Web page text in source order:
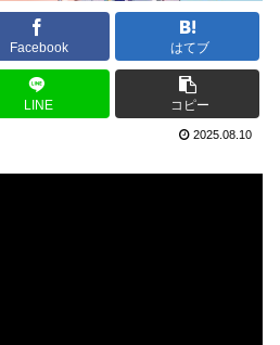
Facebook はてブ
LINE コピー
2025.08.10